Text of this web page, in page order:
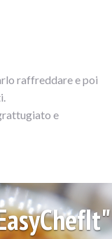
raffreddare e poi
e